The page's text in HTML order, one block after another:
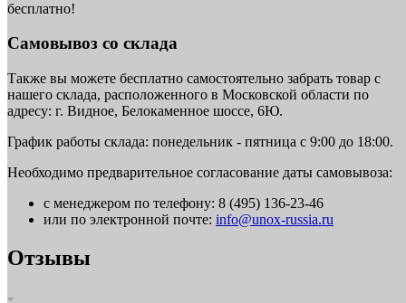
бесплатно!
Самовывоз со склада
Также вы можете бесплатно самостоятельно забрать товар с
нашего склада, расположенного в Московской области по
адресу: г. Видное, Белокаменное шоссе, 6Ю.
График работы склада: понедельник - пятница с 9:00 до 18:00.
Необходимо предварительное согласование даты самовывоза:
с менеджером по телефону: 8 (495) 136-23-46
или по электронной почте: info@unox-russia.ru
Отзывы